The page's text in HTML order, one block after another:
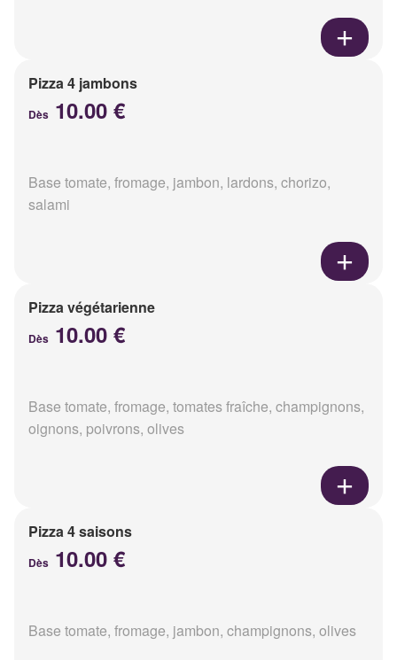
Pizza 4 jambons
Dès 10.00 €
Base tomate, fromage, jambon, lardons, chorizo,
salami
Pizza végétarienne
Dès 10.00 €
Base tomate, fromage, tomates fraîche, champignons,
oignons, poivrons, olives
Pizza 4 saisons
Dès 10.00 €
Base tomate, fromage, jambon, champignons, olives